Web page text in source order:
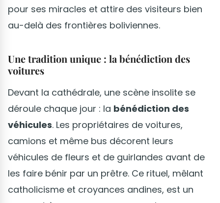
pour ses miracles et attire des visiteurs bien
au-delà des frontières boliviennes.
Une tradition unique : la bénédiction des
voitures
Devant la cathédrale, une scène insolite se
déroule chaque jour : la bénédiction des
véhicules. Les propriétaires de voitures,
camions et même bus décorent leurs
véhicules de fleurs et de guirlandes avant de
les faire bénir par un prêtre. Ce rituel, mêlant
catholicisme et croyances andines, est un